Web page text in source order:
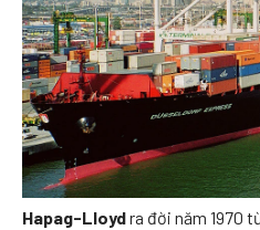
Hapag-Lloydra đời năm 1970